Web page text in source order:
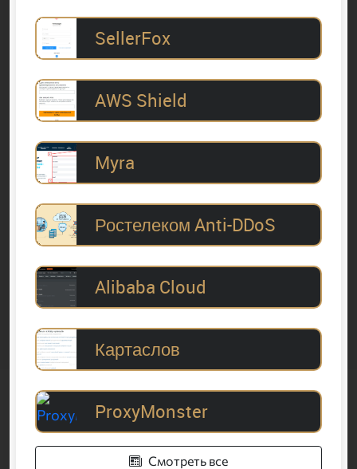
SellerFox
AWS Shield
Myra
Ростелеком Anti-DDoS
Alibaba Cloud
Картаслов
ProxyMonster
Смотреть все